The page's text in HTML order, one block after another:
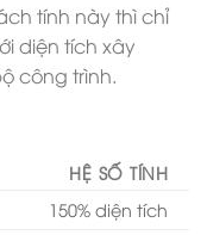
tính này thì chỉ
diện tích xây
công trình.
HỆ SỐ TÍNH
150% diện tích